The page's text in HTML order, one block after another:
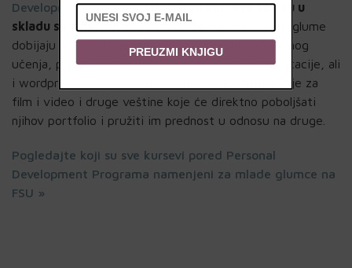
Development Programi dodatne kurseve koji su u
skladu sa smerom koji pohađate
. Tako studenti glume
dobijaju idealnu kombinaciju i stiču veštine efikasnog
učenja, planiranja karijere, jasne i uverljive prezentacije, ali
i wordpressa, uvoda u video-produkciju, fotografije za
film i video i druge veštine koje će direktno poboljšati
njihov portfolio i pružiti im prednost u odnosu na druge.
Pogledajte koji su sve kursevi pored Personal
Development Programa namenjeni za mlade glumce na
FSU »
PREUZMI KNJIGU